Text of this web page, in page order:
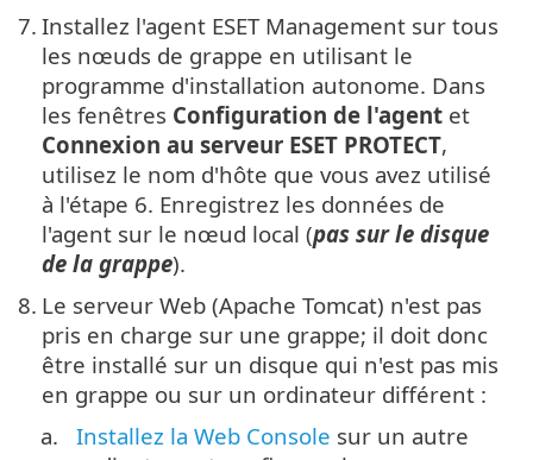
7. Installez l'agent ESET Management sur tous
les nœuds de grappe en utilisant le
programme d'installation autonome. Dans
les fenêtres Configuration de l'agent et
Connexion au serveur ESET PROTECT,
utilisez le nom d'hôte que vous avez utilisé
à l'étape 6. Enregistrez les données de
l'agent sur le nœud local (pas sur le disque
de la grappe).
8. Le serveur Web (Apache Tomcat) n'est pas
pris en charge sur une grappe; il doit donc
être installé sur un disque qui n'est pas mis
en grappe ou sur un ordinateur différent :
a.
Installez la Web Console sur un autre